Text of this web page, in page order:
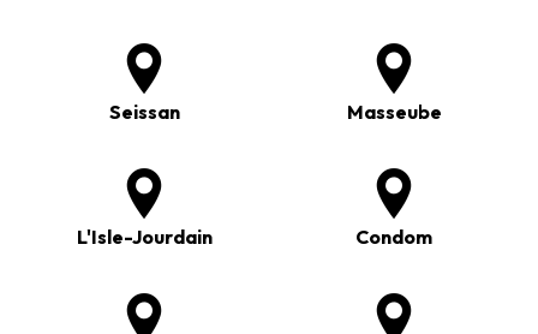
Seissan Masseube
L'Isle-Jourdain Condom